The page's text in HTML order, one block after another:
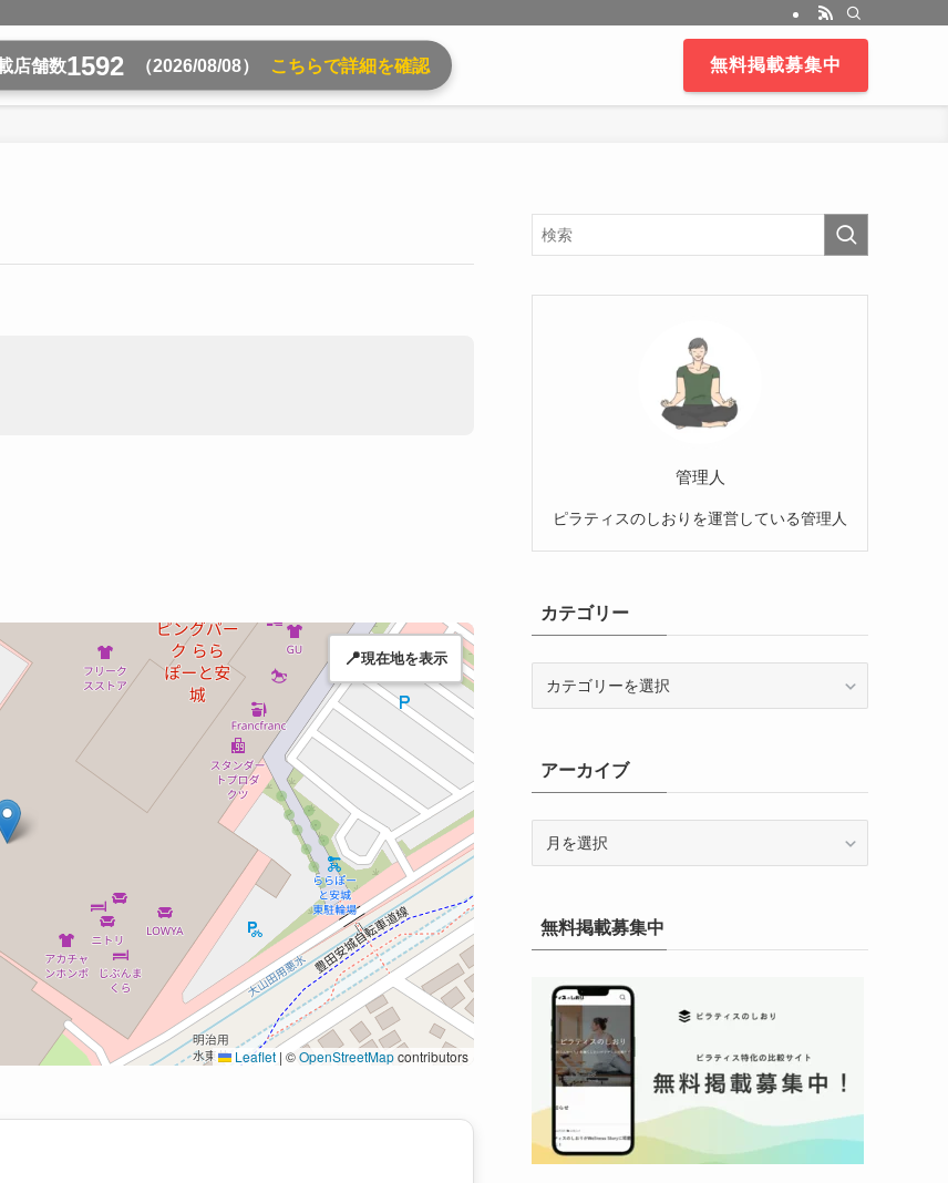
無料掲載募集中
店舗数1592 （2026/08/08） こちらで詳細を確認
Leaflet | ©OpenStreetMapcontributors
📍現在地を表示
管理人
ピラティスのしおりを運営している管理人
カテゴリー
ーアーカイブ
ブ無料掲載募集中